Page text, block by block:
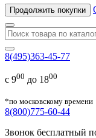
Продолжить покупки
8(495)363-45-77
с 900 до 1800
*по московскому времени
8(800)775-60-44
Звонок бесплатный